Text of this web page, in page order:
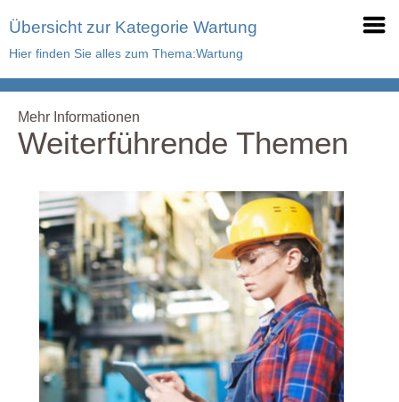
Übersicht zur Kategorie Wartung
Hier finden Sie alles zum Thema:Wartung
Mehr Informationen
Weiterführende Themen